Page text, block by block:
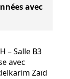
avec
– Salle B3
avec
Zaïd